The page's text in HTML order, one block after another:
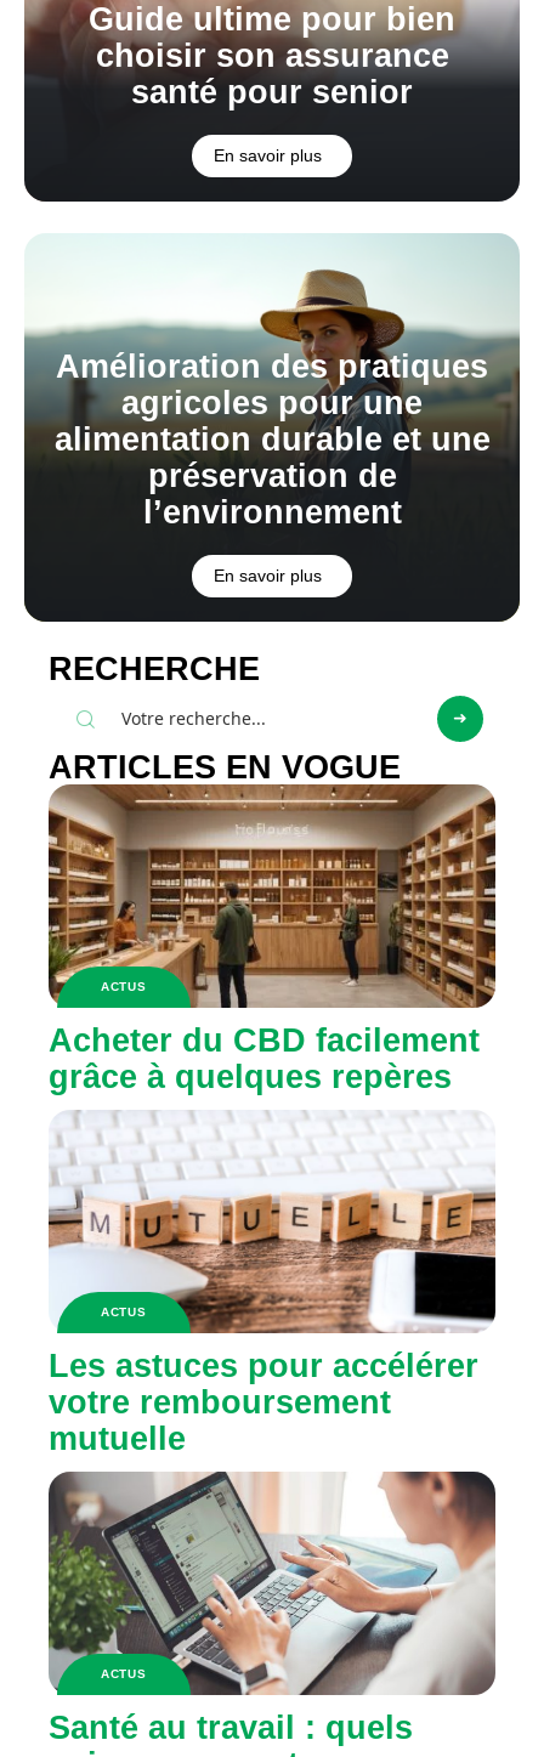
Guide ultime pour bien
choisir son assurance
santé pour senior
En savoir plus
Amélioration des pratiques
agricoles pour une
alimentation durable et une
préservation de
l’environnement
En savoir plus
RECHERCHE
ARTICLES EN VOGUE
ACTUS
Acheter du CBD facilement
grâce à quelques repères
ACTUS
Les astuces pour accélérer
votre remboursement
mutuelle
ACTUS
Santé au travail : quels